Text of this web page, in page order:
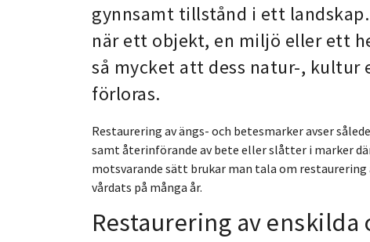
gynnsamt tillstånd i ett
när ett objekt, en miljö eller ett
så mycket att dess natur-, kultur
förloras.
Restaurering av ängs- och betesmarker avser
samt återinförande av bete eller slåtter i marker
motsvarande sätt brukar man tala om
vårdats på många år.
Restaurering av